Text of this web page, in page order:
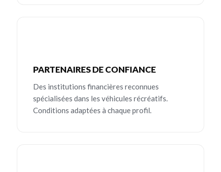
PARTENAIRES DE CONFIANCE
Des institutions financières reconnues
spécialisées dans les véhicules récréatifs.
Conditions adaptées à chaque profil.